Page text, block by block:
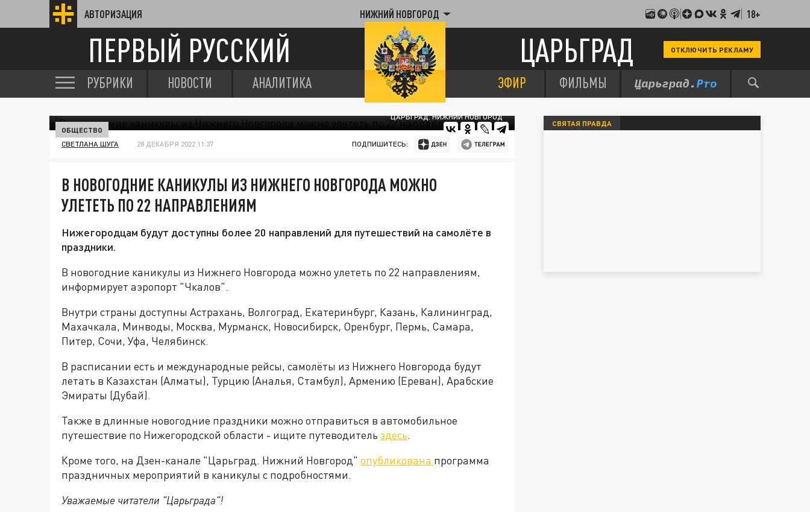
АВТОРИЗАЦИЯ НИЖНИЙ НОВГОРОД 18+
ПЕРВЫЙ РУССКИЙ ЦАРЬГРАД ОТКЛЮЧИТЬ РЕКЛАМУ
РУБРИКИ НОВОСТИ АНАЛИТИКА ЭФИР ФИЛЬМЫ
ЦАРЬГРАД. НИЖНИЙ НОВГОРОД
ОБЩЕСТВО
СВЕТЛАНА ШУГА 28 ДЕКАБРЯ 2022 11:37 ПОДПИШИТЕСЬ:
В НОВОГОДНИЕ КАНИКУЛЫ ИЗ НИЖНЕГО НОВГОРОДА МОЖНО
УЛЕТЕТЬ ПО 22 НАПРАВЛЕНИЯМ
Нижегородцам будут доступны более 20 направлений для путешествий на самолёте в
праздники.
В новогодние каникулы из Нижнего Новгорода можно улететь по 22 направлениям,
информирует аэропорт "Чкалов".
Внутри страны доступны Астрахань, Волгоград, Екатеринбург, Казань, Калининград,
Махачкала, Минводы, Москва, Мурманск, Новосибирск, Оренбург, Пермь, Самара,
Питер, Сочи, Уфа, Челябинск.
В расписании есть и международные рейсы, самолёты из Нижнего Новгорода будут
летать в Казахстан (Алматы), Турцию (Аналья, Стамбул), Армению (Ереван), Арабские
Эмираты (Дубай).
Также в длинные новогодние праздники можно отправиться в автомобильное
путешествие по Нижегородской области - ищите путеводитель здесь.
Кроме того, на Дзен-канале "Царьград. Нижний Новгород" опубликована программа
праздничных мероприятий в каникулы с подробностями.
Уважаемые читатели "Царьграда"!
СВЯТАЯ ПРАВДА